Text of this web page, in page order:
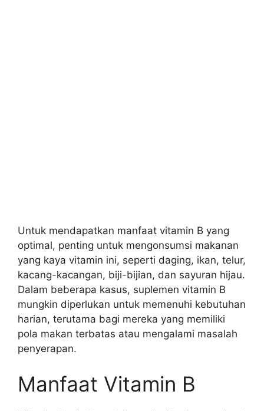
Untuk mendapatkan manfaat vitamin B yang
optimal, penting untuk mengonsumsi makanan
yang kaya vitamin ini, seperti daging, ikan, telur,
kacang-kacangan, biji-bijian, dan sayuran hijau.
Dalam beberapa kasus, suplemen vitamin B
mungkin diperlukan untuk memenuhi kebutuhan
harian, terutama bagi mereka yang memiliki
pola makan terbatas atau mengalami masalah
penyerapan.
Manfaat Vitamin B